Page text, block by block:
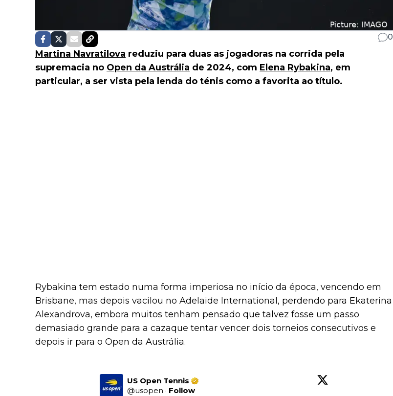
0
Martina Navratilova reduziu para duas as jogadoras na corrida pela
supremacia no Open da Austrália de 2024, com Elena Rybakina, em
particular, a ser vista pela lenda do ténis como a favorita ao título.
Rybakina tem estado numa forma imperiosa no início da época, vencendo em
Brisbane, mas depois vacilou no Adelaide International, perdendo para Ekaterina
Alexandrova, embora muitos tenham pensado que talvez fosse um passo
demasiado grande para a cazaque tentar vencer dois torneios consecutivos e
depois ir para o Open da Austrália.
US Open Tennis
@usopen · Follow